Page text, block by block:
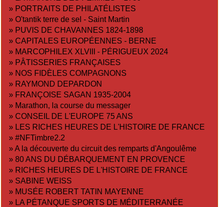
» PORTRAITS DE PHILATÉLISTES
» O'tantik terre de sel - Saint Martin
» PUVIS DE CHAVANNES 1824-1898
» CAPITALES EUROPÉENNES - BERNE
» MARCOPHILEX XLVIII - PÉRIGUEUX 2024
» PÂTISSERIES FRANÇAISES
» NOS FIDÈLES COMPAGNONS
» RAYMOND DEPARDON
» FRANÇOISE SAGAN 1935-2004
» Marathon, la course du messager
» CONSEIL DE L'EUROPE 75 ANS
» LES RICHES HEURES DE L'HISTOIRE DE FRANCE
» #NFTimbre2.2
»A la découverte du circuit des remparts d'Angoulême
» 80 ANS DU DÉBARQUEMENT EN PROVENCE
» RICHES HEURES DE L'HISTOIRE DE FRANCE
» SABINE WEISS
» MUSÉE ROBERT TATIN MAYENNE
» LA PÉTANQUE SPORTS DE MÉDITERRANÉE